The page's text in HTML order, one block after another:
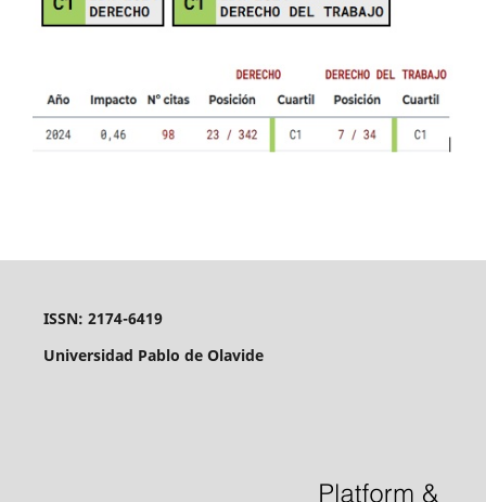
ISSN: 2174-6419
Universidad Pablo de Olavide